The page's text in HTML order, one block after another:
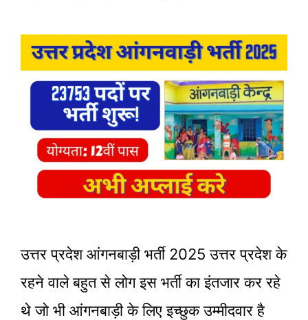
उत्तर प्रदेश आंगनबाड़ी भर्ती 2025 उत्तर प्रदेश के
रहने वाले बहुत से लोग इस भर्ती का इंतजार कर रहे
थे जो भी आंगनबाड़ी के लिए इच्छुक उम्मीदवार है